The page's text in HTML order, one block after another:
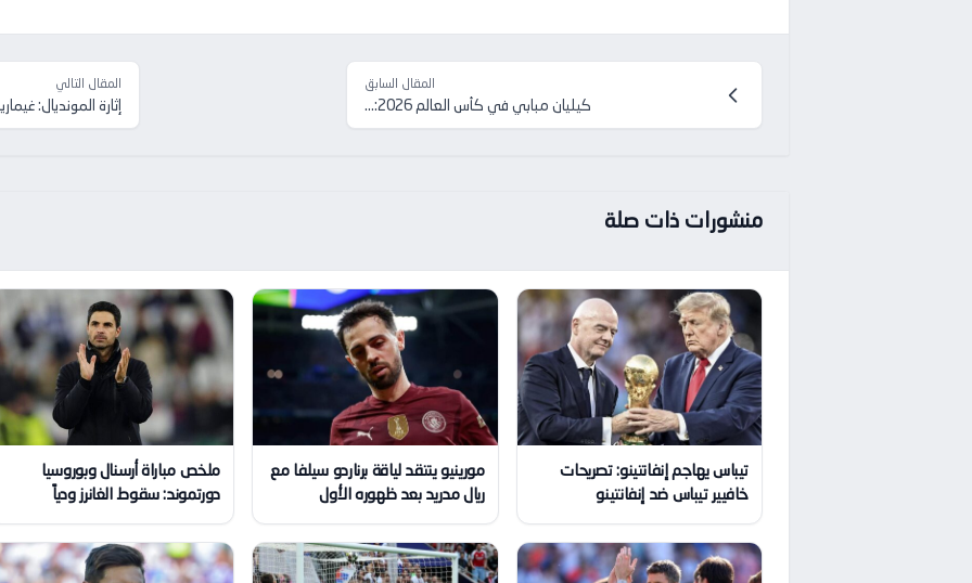
المقال السابق
كيليان مبابي في كأس العالم 2026:...
المقال التالي
إثارة المونديال:
منشورات ذات صلة
تيباس يهاجم إنفانتينو: تصريحات
خافيير تيباس ضد إنفانتينو
مورينيو ينتقد لياقة برناردو سيلفا مع
ريال مدريد بعد ظهوره الأول
ملخص مباراة أرسنال وبوروسيا
دورتموند: سقوط الغانرز ودياً